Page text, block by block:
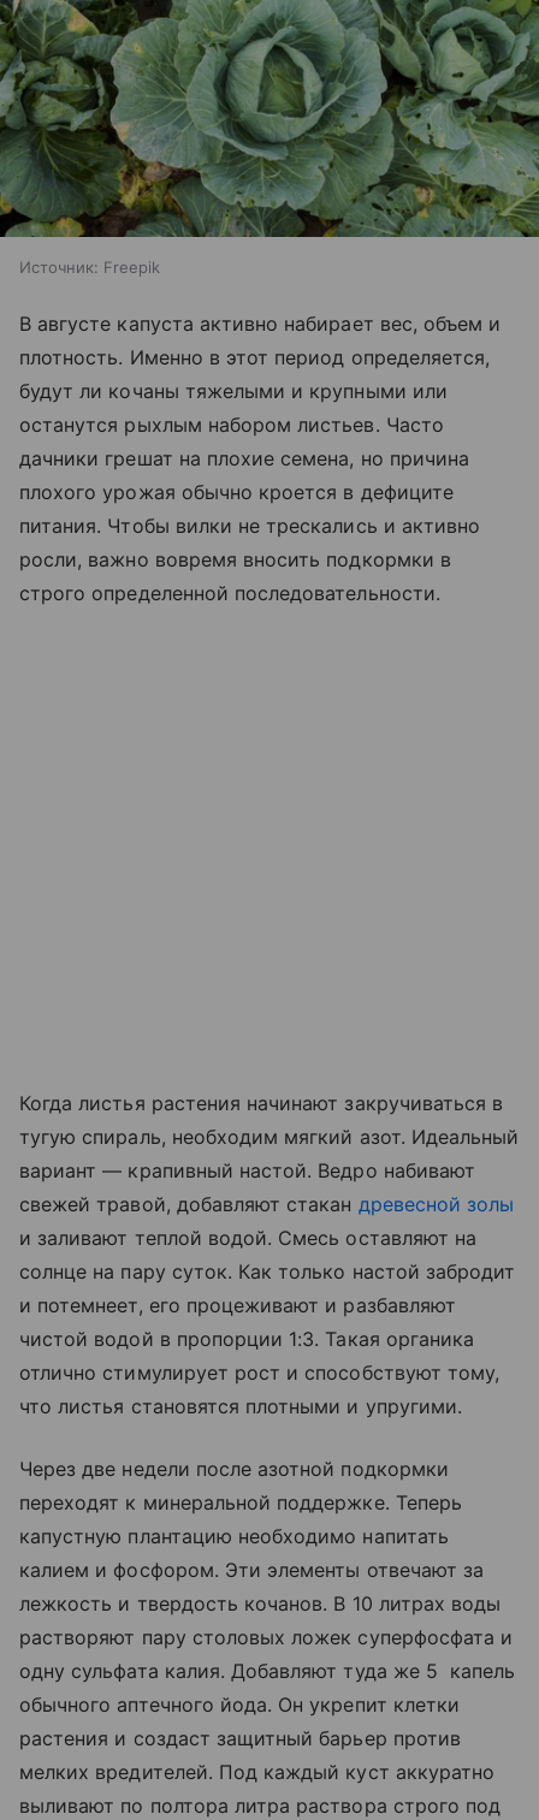
Источник: Freepik
В августе капуста активно набирает вес, объем и
плотность. Именно в этот период определяется,
будут ли кочаны тяжелыми и крупными или
останутся рыхлым набором листьев. Часто
дачники грешат на плохие семена, но причина
плохого урожая обычно кроется в дефиците
питания. Чтобы вилки не трескались и активно
росли, важно вовремя вносить подкормки в
строго определенной последовательности.
Когда листья растения начинают закручиваться в
тугую спираль, необходим мягкий азот. Идеальный
вариант — крапивный настой. Ведро набивают
свежей травой, добавляют стакан древесной золы
и заливают теплой водой. Смесь оставляют на
солнце на пару суток. Как только настой забродит
и потемнеет, его процеживают и разбавляют
чистой водой в пропорции 1:3. Такая органика
отлично стимулирует рост и способствуют тому,
что листья становятся плотными и упругими.
Через две недели после азотной подкормки
переходят к минеральной поддержке. Теперь
капустную плантацию необходимо напитать
калием и фосфором. Эти элементы отвечают за
лежкость и твердость кочанов. В 10 литрах воды
растворяют пару столовых ложек суперфосфата и
одну сульфата калия. Добавляют туда же 5 капель
обычного аптечного йода. Он укрепит клетки
растения и создаст защитный барьер против
мелких вредителей. Под каждый куст аккуратно
выливают по полтора литра раствора строго под